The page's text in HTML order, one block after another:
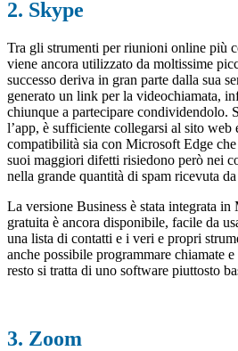
2. Skype
Tra gli strumenti per riunioni online più
viene ancora utilizzato da moltissime
successo deriva in gran parte dalla sua
generato un link per la videochiamata,
chiunque a partecipare condividendolo.
l’app, è sufficiente collegarsi al sito web
compatibilità sia con Microsoft Edge
suoi maggiori difetti risiedono però nei
nella grande quantità di spam ricevuta
La versione Business è stata integrata
gratuita è ancora disponibile, facile da
una lista di contatti e i veri e propri
anche possibile programmare chiamate
resto si tratta di uno software piuttosto
3. Zoom